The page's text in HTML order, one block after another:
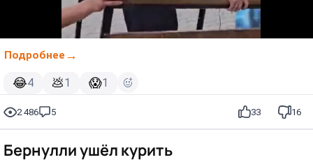
Подробнее
😂4 💩1 😱1
2 486 5 33 16
Бернулли ушёл курить